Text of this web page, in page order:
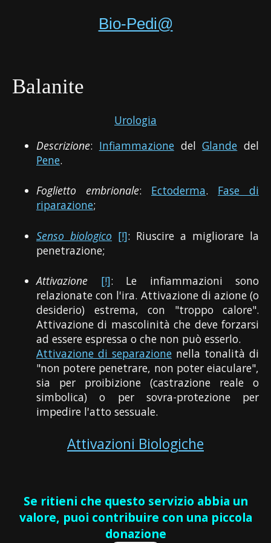
Bio-Pedi@
Balanite
Urologia
Descrizione: InfiammazionedelGlande del
Pene.
Foglietto embrionale: Ectoderma. Fase di
riparazione;
Senso biologico [!]: Riuscire a migliorare la
penetrazione;
Attivazione [!]: Le infiammazioni sono
relazionate con l'ira. Attivazione di azione (o
desiderio) estrema, con "troppo calore".
Attivazione di mascolinità che deve forzarsi
ad essere espressa o che non può esserlo.
Attivazione di separazione nella tonalità di
"non potere penetrare, non poter eiaculare",
sia per proibizione (castrazione reale o
simbolica) o per sovra-protezione per
impedire l'atto sessuale.
Attivazioni Biologiche
Se ritieni che questo servizio abbia un
valore, puoi contribuire con una piccola
donazione